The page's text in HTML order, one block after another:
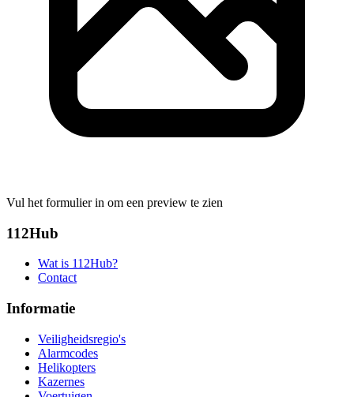
Vul het formulier in om een preview te zien
112Hub
Wat is 112Hub?
Contact
Informatie
Veiligheidsregio's
Alarmcodes
Helikopters
Kazernes